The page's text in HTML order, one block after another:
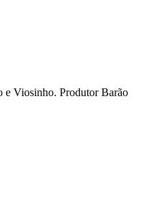
e Viosinho. Produtor Barão